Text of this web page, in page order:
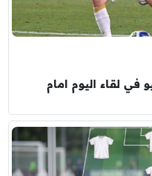
في لقاء اليوم امام